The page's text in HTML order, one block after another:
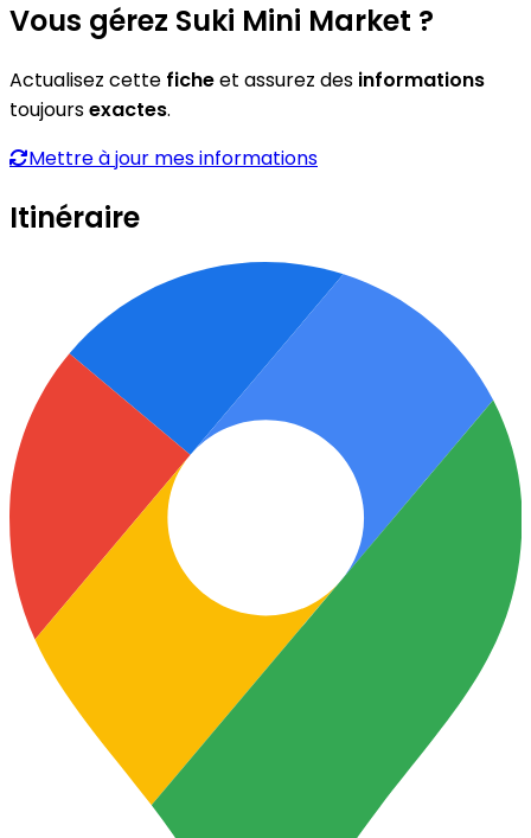
Vous gérez Suki Mini Market ?
Actualisez cette ficheet assurez des informations
toujoursexactes.
Mettre à jour mes informations
Itinéraire